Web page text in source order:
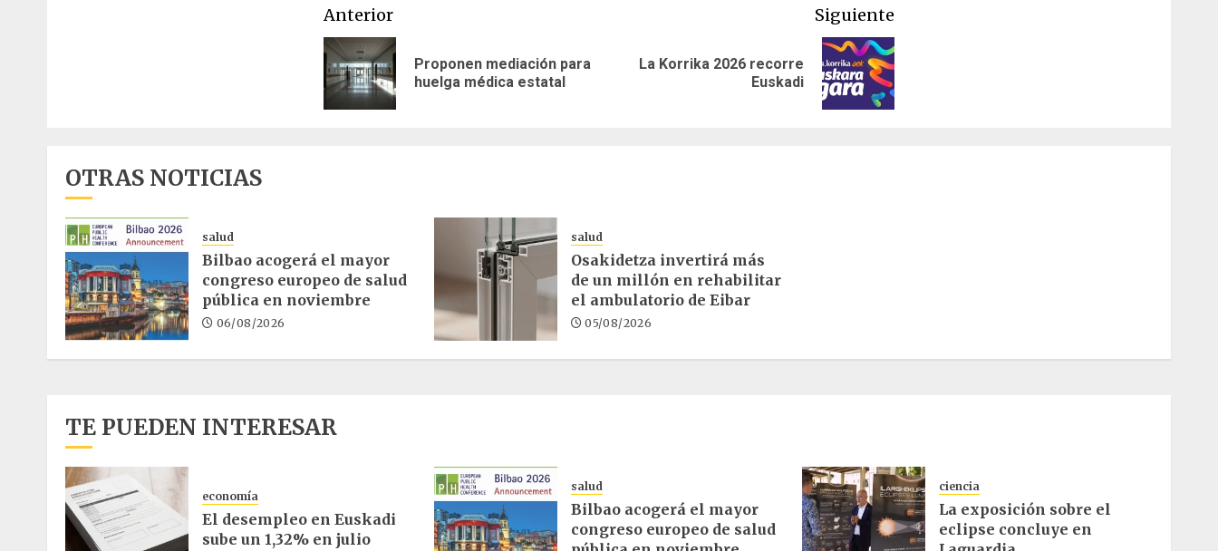
Navegación
de
entradas
Anterior
Entrada
Proponen mediación para
huelga médica estatal
Siguiente
Siguiente
La Korrika 2026 recorre
Euskadi
OTRAS NOTICIAS
salud
Bilbao acogerá el mayor
congreso europeo de salud
pública en noviembre
06/08/2026
salud
Osakidetza invertirá más
de un millón en rehabilitar
el ambulatorio de Eibar
05/08/2026
TE PUEDEN INTERESAR
economía
El desempleo en Euskadi
sube un 1,32% en julio
salud
Bilbao acogerá el mayor
congreso europeo de salud
ciencia
La exposición sobre el
eclipse concluye en